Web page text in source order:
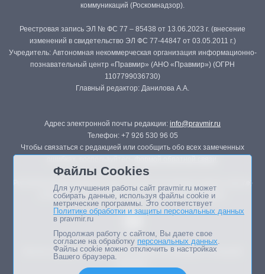
коммуникаций (Роскомнадзор).
Реестровая запись ЭЛ № ФС 77 – 85438 от 13.06.2023 г. (внесение
изменений в свидетельство ЭЛ ФС 77-44847 от 03.05.2011 г.)
Учредитель: Автономная некоммерческая организация информационно-
познавательный центр «Правмир» (АНО «Правмир») (ОГРН
1107799036730)
Главный редактор: Данилова А.А.
Адрес электронной почты редакции: info@pravmir.ru
Телефон: +7 926 530 96 05
Чтобы связаться с редакцией или сообщить обо всех замеченных
Републикация материалов сайта в печатных изданиях (книгах, прессе)
возможна только с письменного разрешения редакции.
Мнение авторов статей портала может не совпадать с позицией
Файлы Cookies
Для улучшения работы сайт pravmir.ru может
собирать данные, используя файлы cookie и
метрические программы. Это соответствует
Политике обработки и защиты персональных данных
в pravmir.ru
Продолжая работу с сайтом, Вы даете свое
согласие на обработку персональных данных.
Файлы cookie можно отключить в настройках
Вашего браузера.